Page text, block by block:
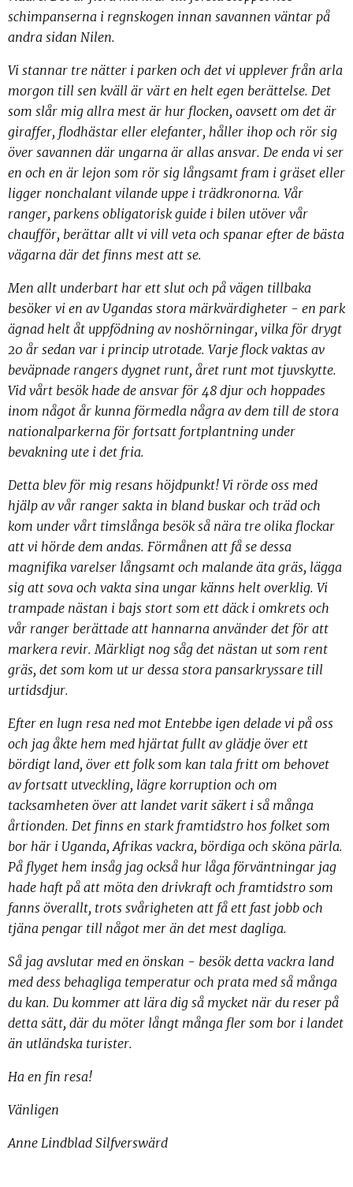
schimpanserna i regnskogen innan savannen väntar på
andra sidan Nilen.
Vi stannar tre nätter i parken och det vi upplever från arla
morgon till sen kväll är värt en helt egen berättelse. Det
som slår mig allra mest är hur flocken, oavsett om det är
giraffer, flodhästar eller elefanter, håller ihop och rör sig
över savannen där ungarna är allas ansvar. De enda vi ser
en och en är lejon som rör sig långsamt fram i gräset eller
ligger nonchalant vilande uppe i trädkronorna. Vår
ranger, parkens obligatorisk guide i bilen utöver vår
chaufför, berättar allt vi vill veta och spanar efter de bästa
vägarna där det finns mest att se.
Men allt underbart har ett slut och på vägen tillbaka
besöker vi en av Ugandas stora märkvärdigheter - en park
ägnad helt åt uppfödning av noshörningar, vilka för drygt
20 år sedan var i princip utrotade. Varje flock vaktas av
beväpnade rangers dygnet runt, året runt mot tjuvskytte.
Vid vårt besök hade de ansvar för 48 djur och hoppades
inom något år kunna förmedla några av dem till de stora
nationalparkerna för fortsatt fortplantning under
bevakning ute i det fria.
Detta blev för mig resans höjdpunkt! Vi rörde oss med
hjälp av vår ranger sakta in bland buskar och träd och
kom under vårt timslånga besök så nära tre olika flockar
att vi hörde dem andas. Förmånen att få se dessa
magnifika varelser långsamt och malande äta gräs, lägga
sig att sova och vakta sina ungar känns helt overklig. Vi
trampade nästan i bajs stort som ett däck i omkrets och
vår ranger berättade att hannarna använder det för att
markera revir. Märkligt nog såg det nästan ut som rent
gräs, det som kom ut ur dessa stora pansarkryssare till
urtidsdjur.
Efter en lugn resa ned mot Entebbe igen delade vi på oss
och jag åkte hem med hjärtat fullt av glädje över ett
bördigt land, över ett folk som kan tala fritt om behovet
av fortsatt utveckling, lägre korruption och om
tacksamheten över att landet varit säkert i så många
årtionden. Det finns en stark framtidstro hos folket som
bor här i Uganda, Afrikas vackra, bördiga och sköna pärla.
På flyget hem insåg jag också hur låga förväntningar jag
hade haft på att möta den drivkraft och framtidstro som
fanns överallt, trots svårigheten att få ett fast jobb och
tjäna pengar till något mer än det mest dagliga.
Så jag avslutar med en önskan - besök detta vackra land
med dess behagliga temperatur och prata med så många
du kan. Du kommer att lära dig så mycket när du reser på
detta sätt, där du möter långt många fler som bor i landet
än utländska turister.
Ha en fin resa!
Vänligen
Anne Lindblad Silfverswärd